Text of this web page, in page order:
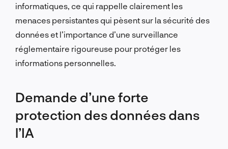
informatiques, ce qui rappelle clairement les
menaces persistantes qui pèsent sur la sécurité des
données et l’importance d’une surveillance
réglementaire rigoureuse pour protéger les
informations personnelles.
Demande d’une forte
protection des données dans
l’IA